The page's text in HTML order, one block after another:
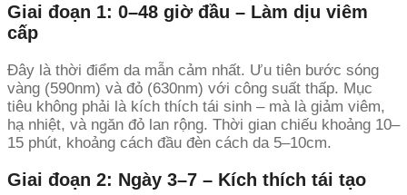
Giai đoạn 1: 0–48 giờ đầu – Làm dịu viêm
cấp
Đây là thời điểm da mẫn cảm nhất. Ưu tiên bước sóng
vàng (590nm) và đỏ (630nm) với công suất thấp. Mục
tiêu không phải là kích thích tái sinh – mà là giảm viêm,
hạ nhiệt, và ngăn đỏ lan rộng. Thời gian chiếu khoảng 10–
15 phút, khoảng cách đầu đèn cách da 5–10cm.
Giai đoạn 2: Ngày 3–7 – Kích thích tái tạo